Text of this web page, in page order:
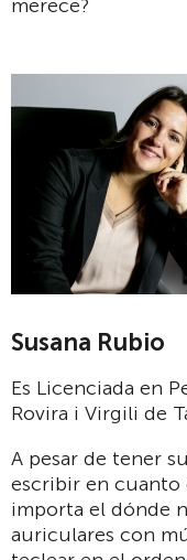
merece?
Susana Rubio
Es Licenciada en
Rovira i Virgili de
A pesar de tener
escribir en
importa el dónde
auriculares con